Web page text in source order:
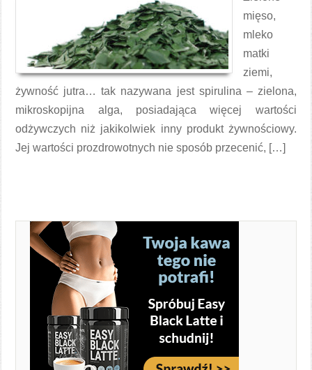
mięso,
mleko
matki
ziemi,
żywność jutra… tak nazywana jest spirulina – zielona,
mikroskopijna alga, posiadająca więcej wartości
odżywczych niż jakikolwiek inny produkt żywnościowy.
Jej wartości prozdrowotnych nie sposób przecenić, […]